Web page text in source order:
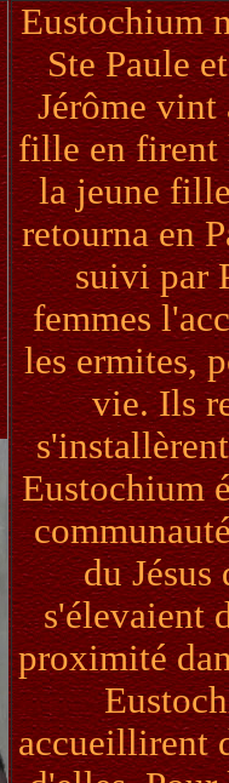
Eustochium
Ste Paule
Jérôme vint
fille en firent
la jeune
retourna en
suivi par
femmes
les ermites,
vie. Ils
Eustochium
du Jésus
s'élevaient
proximité
accueillirent